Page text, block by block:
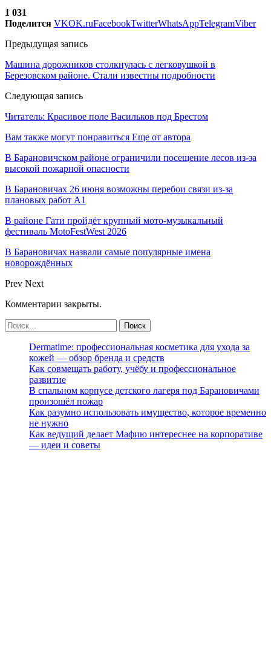
1 031
Поделится VKOK.ruFacebookTwitterWhatsAppTelegramViber
Предыдущая запись
Машина дорожников столкнулась с легковушкой в
Березовском районе. Стали известны подробности
Следующая запись
Читатель: Красивое поле Васильков под Брестом
Вам также могут понравиться Еще от автора
В Барановичском районе ограничили посещение лесов из-за
высокой пожарной опасности
В Барановичах 26 июня возможны перебои связи из-за
плановых работ A1
В районе Гати пройдёт крупный мото-музыкальный
фестиваль MotoFestWest 2026
В Барановичах назвали самые популярные имена
новорождённых
Prev Next
Комментарии закрыты.
Dermatime: профессиональная косметика для ухода за
кожей — обзор бренда и средств
Как совмещать работу, учёбу и профессиональное
развитие
В спальном корпусе детского лагеря под Барановичами
произошёл пожар
Как разумно использовать имущество, которое временно
не нужно
Как ведущий делает Мафию интереснее на корпоративе
— идеи и советы